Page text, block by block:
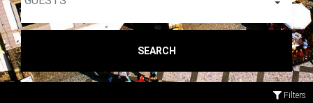
SEARCH
Filters